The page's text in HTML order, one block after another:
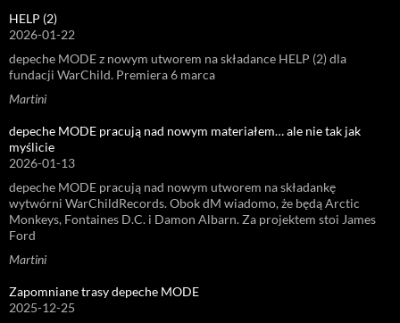
HELP (2)
2026-01-22
depeche MODE z nowym utworem na składance HELP (2) dla
fundacji WarChild. Premiera 6 marca
Martini
depeche MODE pracują nad nowym materiałem… ale nie tak jak
myślicie
2026-01-13
depeche MODE pracują nad nowym utworem na składankę
wytwórni WarChildRecords. Obok dM wiadomo, że będą Arctic
Monkeys, Fontaines D.C. i Damon Albarn. Za projektem stoi James
Ford
Martini
Zapomniane trasy depeche MODE
2025-12-25